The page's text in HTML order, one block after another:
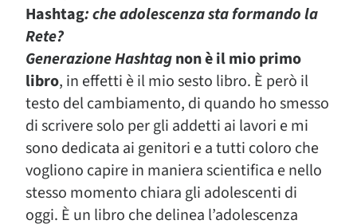
Hashtag: che adolescenza sta formando la
Rete?
Generazione Hashtagnon è il mio primo
libro, in effetti è il mio sesto libro. È però il
testo del cambiamento, di quando ho smesso
di scrivere solo per gli addetti ai lavori e mi
sono dedicata ai genitori e a tutti coloro che
vogliono capire in maniera scientifica e nello
stesso momento chiara gli adolescenti di
oggi. È un libro che delinea l’adolescenza